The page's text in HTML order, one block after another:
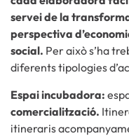
servei de la
perspectiva
social. Per això s’ha
diferents tipologies
Espai incubadora:
comercialització.
itineraris